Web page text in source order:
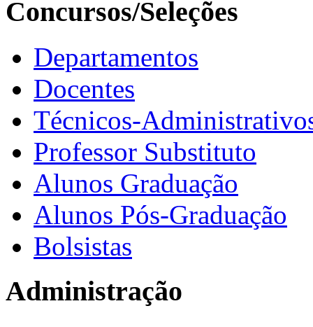
Concursos/Seleções
Departamentos
Docentes
Técnicos-
Professor Substituto
Alunos Graduação
Alunos Pós-Graduação
Bolsistas
Administração